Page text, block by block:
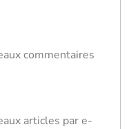
commentaires
articles par e-